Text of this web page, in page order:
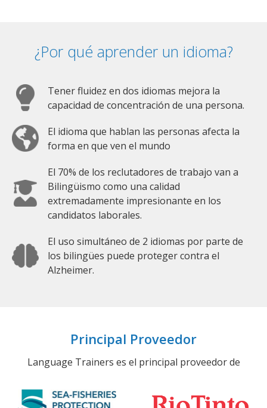
¿Por qué aprender un idioma?
Tener fluidez en dos idiomas mejora la
capacidad de concentración de una persona.
El idioma que hablan las personas afecta la
forma en que ven el mundo
El 70% de los reclutadores de trabajo van a
Bilingüismo como una calidad
extremadamente impresionante en los
candidatos laborales.
El uso simultáneo de 2 idiomas por parte de
los bilingües puede proteger contra el
Alzheimer.
Principal Proveedor
Language Trainers es el principal proveedor de